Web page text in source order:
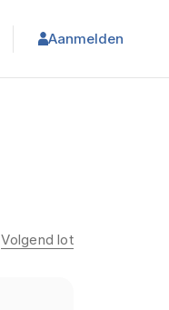
Aanmelden
Volgend lot